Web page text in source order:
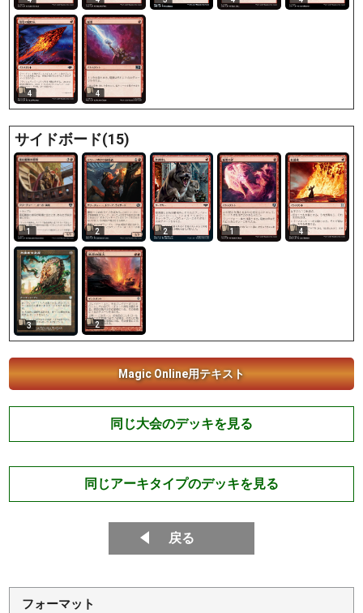
4 4
サイドボード(15)
1 2 2 1 4
3 2
Magic Online用テキスト
同じ大会のデッキを見る
同じアーキタイプのデッキを見る
戻る
フォーマット